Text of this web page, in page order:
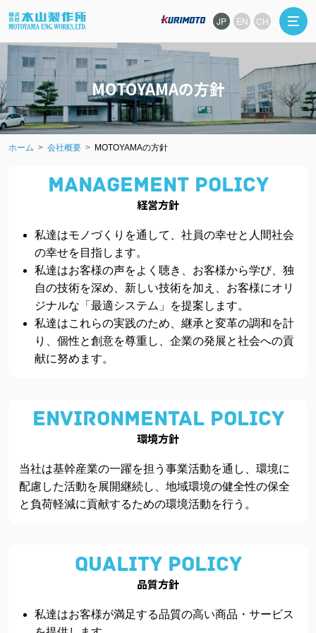
JP EN CH
MOTOYAMAの方針
ホーム 会社概要 MOTOYAMAの方針
MANAGEMENT POLICY
経営方針
私達はモノづくりを通して、社員の幸せと人間社会
の幸せを目指します。
私達はお客様の声をよく聴き、お客様から学び、独
自の技術を深め、新しい技術を加え、お客様にオリ
ジナルな「最適システム」を提案します。
私達はこれらの実践のため、継承と変革の調和を計
り、個性と創意を尊重し、企業の発展と社会への貢
献に努めます。
ENVIRONMENTAL POLICY
環境方針
当社は基幹産業の一躍を担う事業活動を通し、環境に
配慮した活動を展開継続し、地域環境の健全性の保全
と負荷軽減に貢献するための環境活動を行う。
QUALITY POLICY
品質方針
私達はお客様が満足する品質の高い商品・サービス